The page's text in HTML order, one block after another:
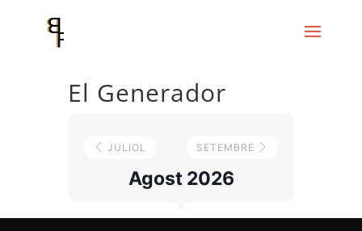
El Generador
JULIOL
Agost 2026
SETEMBRE